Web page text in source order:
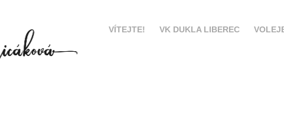
VÍTEJTE! VK DUKLA LIBEREC